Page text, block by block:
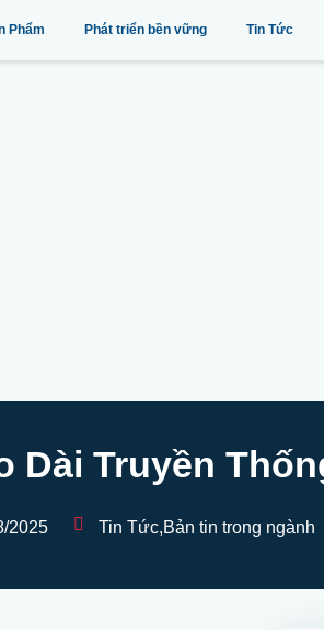
Phẩm Phát triển bền vững Tin Tức
Dài Truyền
2025 Tin Tức,Bản tin trong ngành